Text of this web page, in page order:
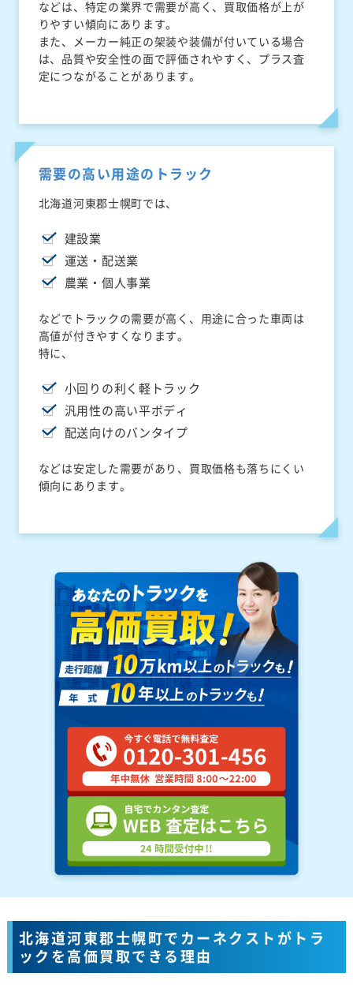
などは、特定の業界で需要が高く、買取価格が上が
りやすい傾向にあります。
また、メーカー純正の架装や装備が付いている場合
は、品質や安全性の面で評価されやすく、プラス査
定につながることがあります。
需要の高い用途のトラック
北海道河東郡士幌町では、
建設業
運送・配送業
農業・個人事業
などでトラックの需要が高く、用途に合った車両は
高値が付きやすくなります。
特に、
小回りの利く軽トラック
汎用性の高い平ボディ
配送向けのバンタイプ
などは安定した需要があり、買取価格も落ちにくい
傾向にあります。
北海道河東郡士幌町でカーネクストがトラ
ックを高価買取できる理由